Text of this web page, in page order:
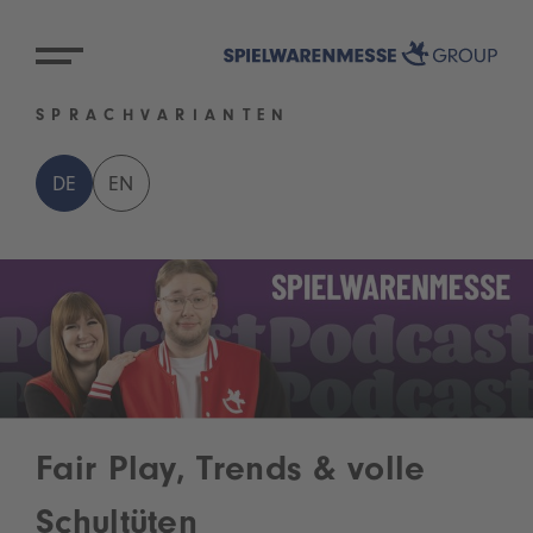
SPRACHVARIANTEN
DE EN
Fair Play, Trends & volle